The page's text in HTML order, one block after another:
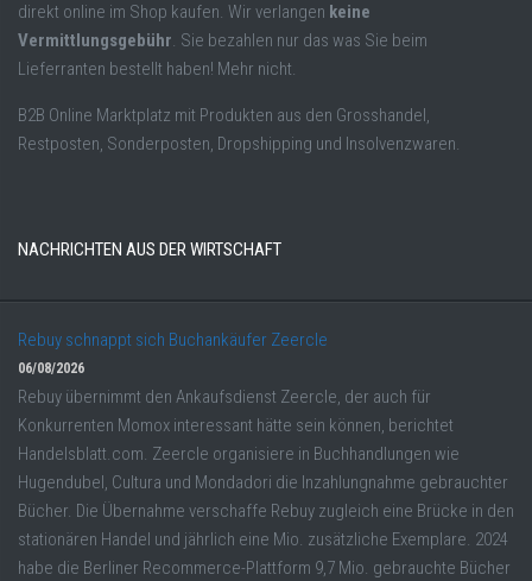
direkt online im Shop kaufen. Wir verlangen keine
Vermittlungsgebühr. Sie bezahlen nur das was Sie beim
Lieferranten bestellt haben! Mehr nicht.
B2B Online Marktplatz mit Produkten aus den Grosshandel,
Restposten, Sonderposten, Dropshipping und Insolvenzwaren.
NACHRICHTEN AUS DER WIRTSCHAFT
Rebuy schnappt sich Buchankäufer Zeercle
06/08/2026
Rebuy übernimmt den Ankaufsdienst Zeercle, der auch für
Konkurrenten Momox interessant hätte sein können, berichtet
Handelsblatt.com. Zeercle organisiere in Buchhandlungen wie
Hugendubel, Cultura und Mondadori die Inzahlungnahme gebrauchter
Bücher. Die Übernahme verschaffe Rebuy zugleich eine Brücke in den
stationären Handel und jährlich eine Mio. zusätzliche Exemplare. 2024
habe die Berliner Recommerce-Plattform 9,7 Mio. gebrauchte Bücher